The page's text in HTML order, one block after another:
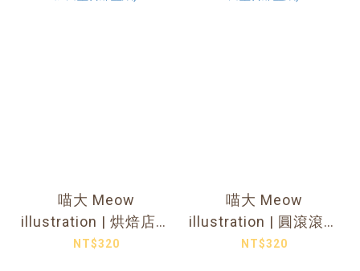
喵大 Meow
illustration | 烘焙店的
小日子 亮面PET割型
NT$320
喵大 Meow
illustration | 圓滾滾麵
包店 亮面PET割型膠
NT$320